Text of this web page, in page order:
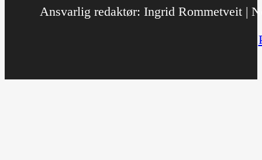
Ansvarlig redaktør: Ingrid Rommetveit |